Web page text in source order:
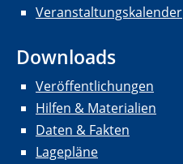
Veranstaltungskalender
Downloads
Veröffentlichungen
Hilfen & Materialien
Daten & Fakten
Lagepläne